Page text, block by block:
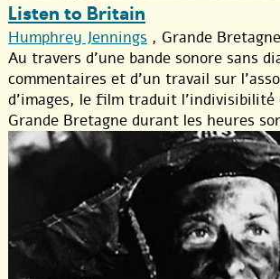
Listen to Britain
Humphrey Jennings , Grande
Au travers d’une bande sonore sans
commentaires et d’un travail sur
d’images, le film traduit l’indivisibilité
Grande Bretagne durant les heures